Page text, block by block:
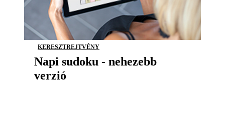
KERESZTREJTVÉNY
Napi sudoku - nehezebb
verzió